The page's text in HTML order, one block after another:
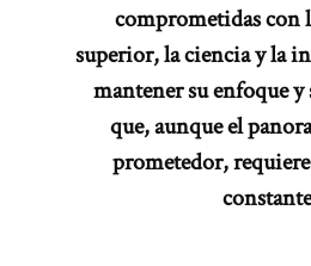
comprometidas con
superior, la ciencia y la
mantener su enfoque y
que, aunque el
prometedor,